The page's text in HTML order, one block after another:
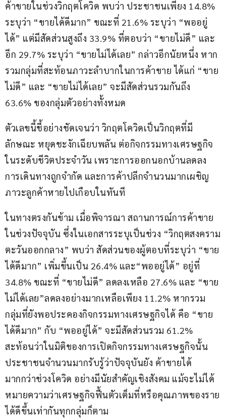
ค้าขายในช่วงวิกฤตโควิด พบว่า ประชาชนเพียง 14.8%
ระบุว่า “ขายได้ดีมาก” ขณะที่ 21.6% ระบุว่า “พออยู่
ได้” แต่มีสัดส่วนสูงถึง 33.9% ที่ตอบว่า “ขายไม่ดี” และ
อีก 29.7% ระบุว่า “ขายไม่ได้เลย” กล่าวอีกนัยหนึ่ง หาก
รวมกลุ่มที่สะท้อนภาวะลำบากในการค้าขาย ได้แก่ “ขาย
ไม่ดี” และ “ขายไม่ได้เลย” จะมีสัดส่วนรวมกันถึง
63.6% ของกลุ่มตัวอย่างทั้งหมด
ตัวเลขนี้ชี้อย่างชัดเจนว่า วิกฤตโควิดเป็นวิกฤตที่มี
ลักษณะ หยุดชะงักเฉียบพลัน ต่อกิจกรรมทางเศรษฐกิจ
ในระดับชีวิตประจำวัน เพราะการออกนอกบ้านลดลง
การเดินทางถูกจำกัด และการค้าปลีกจำนวนมากเผชิญ
ภาวะลูกค้าหายไปเกือบในทันที
ในทางตรงกันข้าม เมื่อพิจารณา สถานการณ์การค้าขาย
ในช่วงปัจจุบัน ซึ่งในเอกสารระบุเป็นช่วง “วิกฤตสงคราม
ตะวันออกกลาง” พบว่า สัดส่วนของผู้ตอบที่ระบุว่า “ขาย
ได้ดีมาก” เพิ่มขึ้นเป็น 26.4% และ“พออยู่ได้” อยู่ที่
34.8% ขณะที่ “ขายไม่ดี” ลดลงเหลือ 27.6% และ “ขาย
ไม่ได้เลย”ลดลงอย่างมากเหลือเพียง 11.2% หากรวม
กลุ่มที่ยังพอประคองกิจกรรมทางเศรษฐกิจได้ คือ “ขาย
ได้ดีมาก” กับ “พออยู่ได้” จะมีสัดส่วนรวม 61.2%
สะท้อนว่าในมิติของการเปิดกิจกรรมทางเศรษฐกิจนั้น
ประชาชนจำนวนมากรับรู้ว่าปัจจุบันยัง ค้าขายได้
มากกว่าช่วงโควิด อย่างมีนัยสำคัญเชิงสังคม แม้จะไม่ได้
หมายความว่าเศรษฐกิจฟื้นตัวเต็มที่หรือคุณภาพของราย
ได้ดีขึ้นเท่ากันทุกกลุ่มก็ตาม